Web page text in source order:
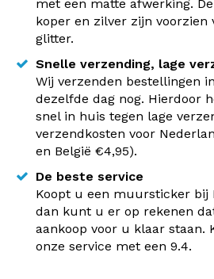
met een matte afwerking.
koper en zilver zijn voorzien
glitter.
Snelle verzending, lage
Wij verzenden bestellingen
dezelfde dag nog. Hierdoor
snel in huis tegen lage
verzendkosten voor
en België €4,95).
De beste service
Koopt u een muursticker bij
dan kunt u er op rekenen
aankoop voor u klaar staan.
onze service met een 9.4.